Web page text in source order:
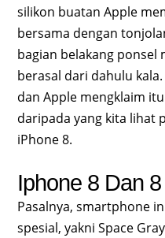
silikon buatan Apple
bersama dengan
bagian belakang ponsel
berasal dari dahulu
dan Apple mengklaim
daripada yang kita lihat
iPhone 8.
Iphone 8 Dan
Pasalnya, smartphone
spesial, yakni Space